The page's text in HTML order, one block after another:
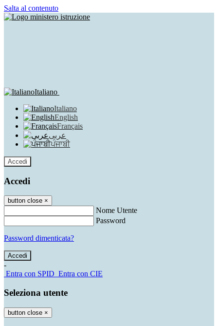
Salta al contenuto
Italiano
Italiano
English
Français
عربى
ਪੰਜਾਬੀ
Accedi
Accedi
button close ×
Nome Utente
Password
Password dimenticata?
-
Entra con SPID Entra con CIE
Seleziona utente
button close ×